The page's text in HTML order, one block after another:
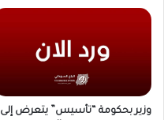
وزير بحكومة “تأسيس” يتعرض إلى